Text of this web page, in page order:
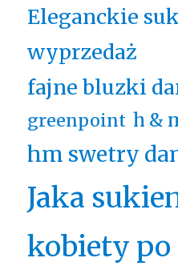
Eleganckie
wyprzedaż
fajne bluzki
greenpoint h &
hm swetry
Jaka
kobiety po